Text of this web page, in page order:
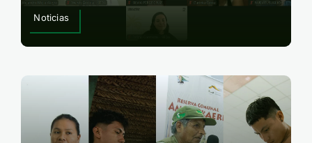
Noticias